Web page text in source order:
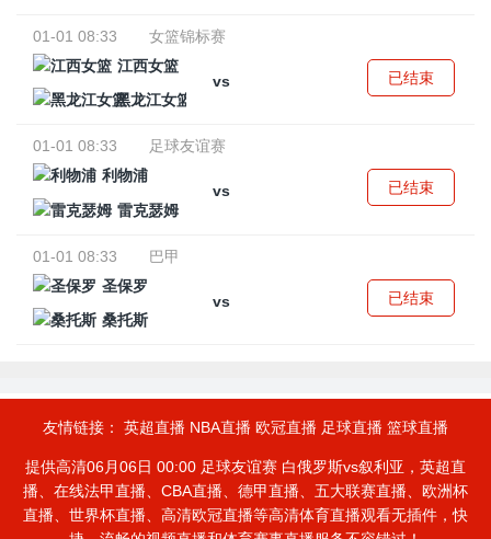
01-01 08:33
女篮锦标赛
江西女篮
vs
黑龙江女篮
已结束
01-01 08:33
足球友谊赛
利物浦
vs
雷克瑟姆
已结束
01-01 08:33
巴甲
圣保罗
vs
桑托斯
已结束
友情链接： 英超直播 NBA直播 欧冠直播 足球直播 篮球直播
提供高清06月06日 00:00 足球友谊赛 白俄罗斯vs叙利亚，英超直
播、在线法甲直播、CBA直播、德甲直播、五大联赛直播、欧洲杯
直播、世界杯直播、高清欧冠直播等高清体育直播观看无插件，快